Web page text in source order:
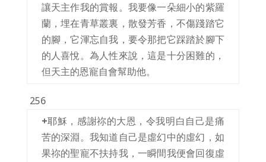
讓天主作我的賞報。我要像一朵細小的紫羅
蘭，埋在青草叢裏，散發芳香，不傷踐踏它
的腳，它渾忘自我，要令那把它踩踏於腳下
的人喜悅。為人性來說，這是十分困難的，
但天主的恩寵自會幫助他。
256
+耶穌，感謝祢的大恩，令我明白自己是痛
苦的深淵。我知道自己是虛幻中的虛幻，如
果祢的聖寵不扶持我，一瞬間我便會回復虛